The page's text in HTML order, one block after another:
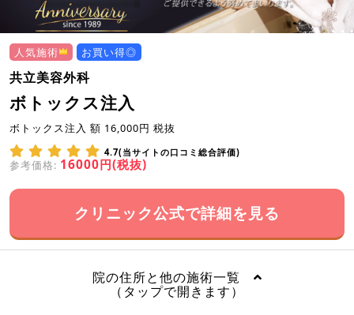
人気施術 お買い得◎
共立美容外科
ボトックス注入
ボトックス注入 額 16,000円 税抜
4.7(当サイトの口コミ総合評価)
参考価格: 16000円(税抜)
クリニック公式で詳細を見る
院の住所と他の施術一覧
（タップで開きます）